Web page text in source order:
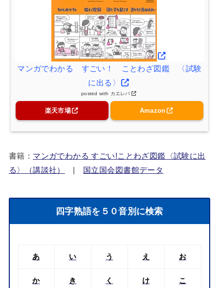
マンガでわかる すごい！ ことわざ図鑑 〈試験
に出る〉
posted with カエレバ
楽天市場 Amazon
書籍： マンガでわかる すごい!ことわざ図鑑〈試験に出
る〉（講談社）
国立国会図書館データ
四字熟語を５０音別に検索
あ い う え お
か き く け こ